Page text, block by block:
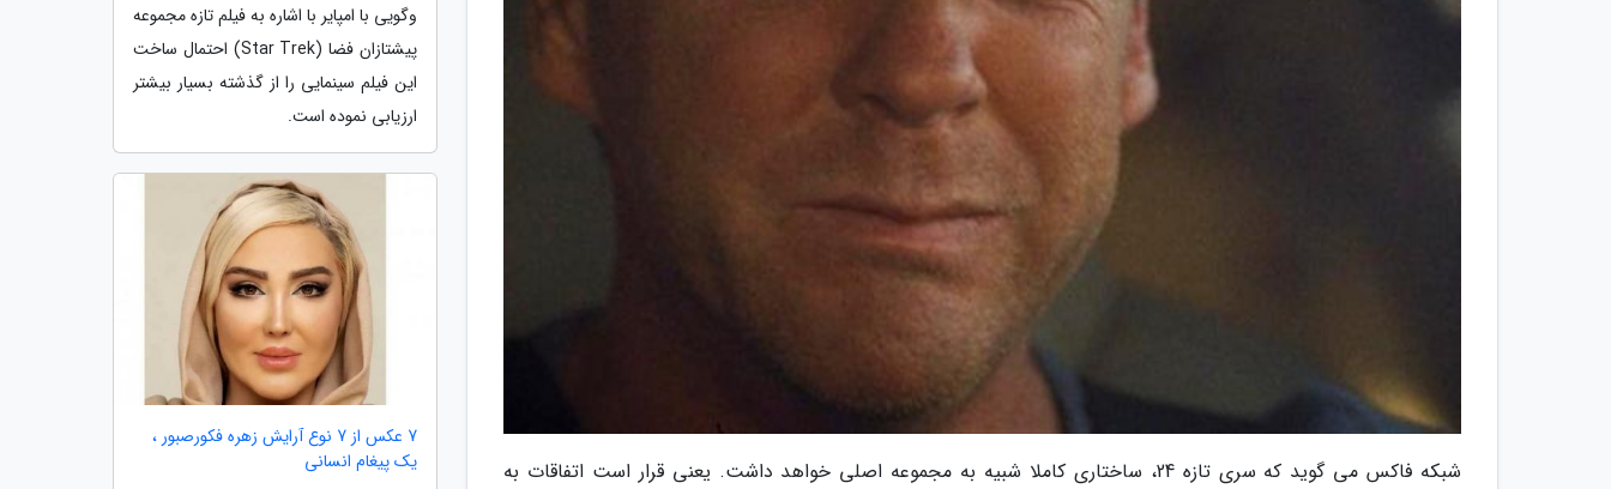
شبکه فاکس می گوید که سری تازه 24، ساختاری کاملا شبیه به مجموعه اصلی خواهد داشت. یعنی قرار است اتفاقات به
وگویی با امپایر با اشاره به فیلم تازه مجموعه
پیشتازان فضا (Star Trek) احتمال ساخت
این فیلم سینمایی را از گذشته بسیار بیشتر
ارزیابی نموده است.
7 عکس از 7 نوع آرایش زهره فکورصبور ،
یک پیغام انسانی